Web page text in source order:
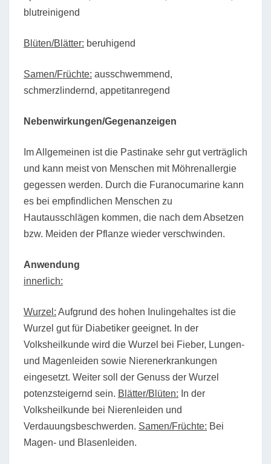
blutreinigend
Blüten/Blätter: beruhigend
Samen/Früchte: ausschwemmend,
schmerzlindernd, appetitanregend
Nebenwirkungen/Gegenanzeigen
Im Allgemeinen ist die Pastinake sehr gut verträglich
und kann meist von Menschen mit Möhrenallergie
gegessen werden. Durch die Furanocumarine kann
es bei empfindlichen Menschen zu
Hautausschlägen kommen, die nach dem Absetzen
bzw. Meiden der Pflanze wieder verschwinden.
Anwendung
innerlich:
Wurzel: Aufgrund des hohen Inulingehaltes ist die
Wurzel gut für Diabetiker geeignet. In der
Volksheilkunde wird die Wurzel bei Fieber, Lungen-
und Magenleiden sowie Nierenerkrankungen
eingesetzt. Weiter soll der Genuss der Wurzel
potenzsteigernd sein. Blätter/Blüten: In der
Volksheilkunde bei Nierenleiden und
Verdauungsbeschwerden. Samen/Früchte: Bei
Magen- und Blasenleiden.